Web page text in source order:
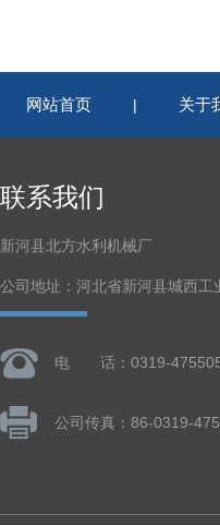
网站首页 | 关于
联系我们
新河县北方水利机械厂
公司地址：河北省新河县城西工
电 话：0319-
公司传真：86-0319-